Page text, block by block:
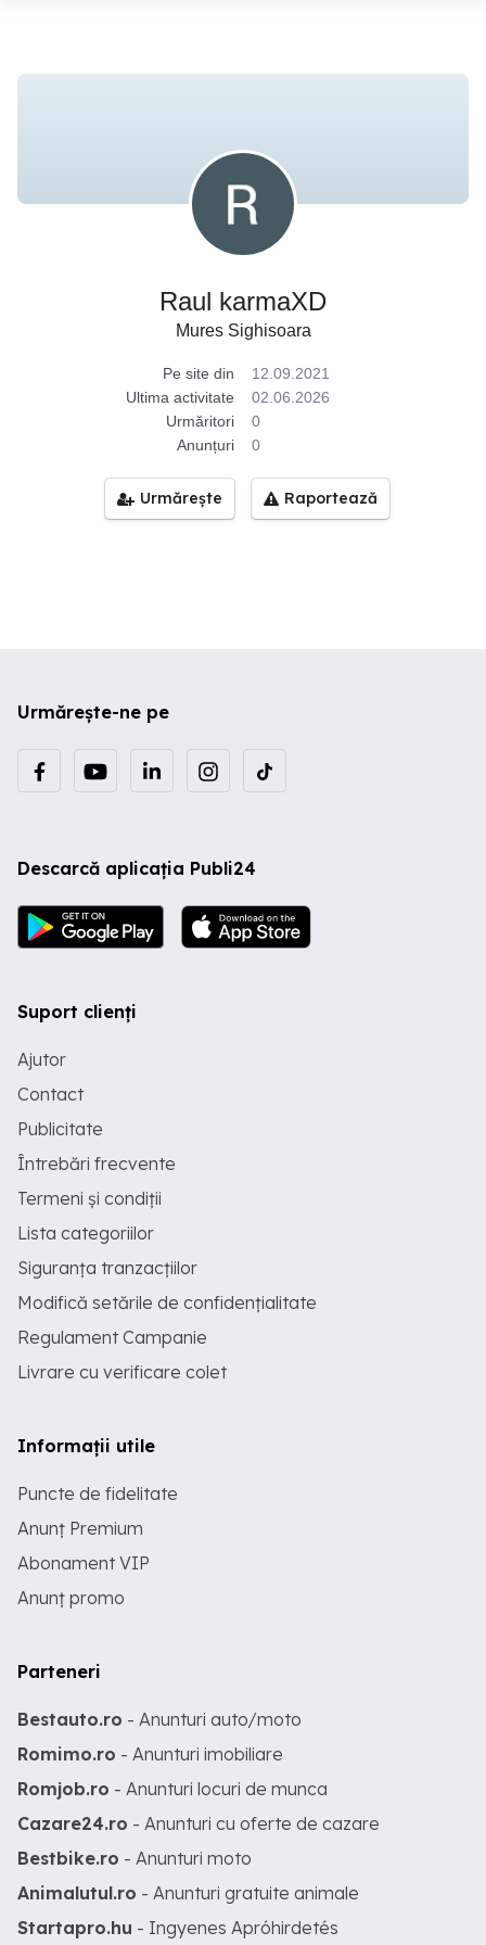
Raul karmaXD
Mures Sighisoara
Pe site din
12.09.2021
Ultima activitate
02.06.2026
Urmăritori
0
Anunțuri
0
Urmărește Raportează
Urmărește-ne pe
Descarcă aplicația Publi24
Suport clienți
Ajutor
Contact
Publicitate
Întrebări frecvente
Termeni și condiții
Lista categoriilor
Siguranța tranzacțiilor
Modifică setările de confidențialitate
Regulament Campanie
Livrare cu verificare colet
Informații utile
Puncte de fidelitate
Anunț Premium
Abonament VIP
Anunț promo
Parteneri
Bestauto.ro - Anunturi auto/moto
Romimo.ro - Anunturi imobiliare
Romjob.ro - Anunturi locuri de munca
Cazare24.ro - Anunturi cu oferte de cazare
Bestbike.ro - Anunturi moto
Animalutul.ro - Anunturi gratuite animale
Startapro.hu - Ingyenes Apróhirdetés